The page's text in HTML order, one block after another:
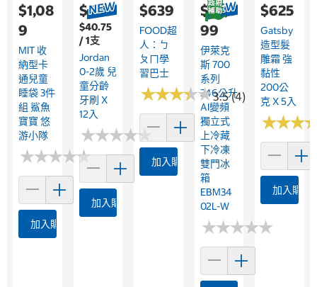
$1,08
9
MIT 收
納型卡
通兒童
睡袋 3件
組 鯊魚
寶寶 悠
游小隊
★★★★★
★★★★★
加入購物車
$489
$40.75
/ 1支
Jordan
0-2歲 兒
童分齡
牙刷 X
12入
★★★★★
★★★★★
加入購物車
$639
FOOD超
人：ㄅ
ㄆㄇ學
習巴士
★★★★★
★★★★★3.5 (4)
加入購物車
$22,9
99
伊萊克
斯 700
系列
346公升
AI變頻
獨立式
上冷藏
下冷凍
雙門冰
箱
EBM34
02L-W
★★★★★
★★★★★
$625
Gatsby
造型髮
雕霜 強
黏性
200公
克 X 5入
★★★
★★★
加入購物